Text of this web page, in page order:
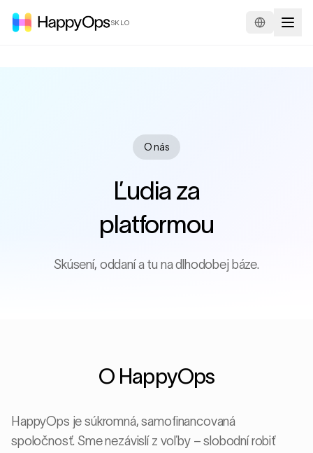
SKLO
O nás
Ľudia za
platformou
Skúsení, oddaní a tu na dlhodobej báze.
O HappyOps
HappyOps je súkromná, samofinancovaná
spoločnosť. Sme nezávislí z voľby – slobodní robiť